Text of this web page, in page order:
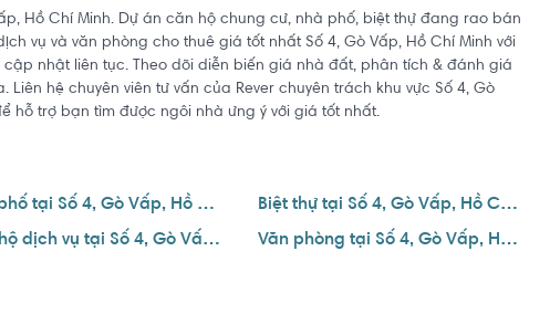
Hồ Chí Minh. Dự án căn hộ chung cư, nhà phố, biệt thự đang rao bán
vụ và văn phòng cho thuê giá tốt nhất Số 4, Gò Vấp, Hồ Chí Minh với
nhật liên tục. Theo dõi diễn biến giá nhà đất, phân tích & đánh giá
Liên hệ chuyên viên tư vấn của Rever chuyên trách khu vực Số 4, Gò
hỗ trợ bạn tìm được ngôi nhà ưng ý với giá tốt nhất.
Nhà phố tại Số 4, Gò Vấp, Hồ Chí Minh
Biệt thự tại Số 4, Gò Vấp, Hồ Chí Minh
Căn hộ dịch vụ tại Số 4, Gò Vấp, Hồ Chí Minh Văn phòng tại Số 4, Gò Vấp, Hồ Chí Minh